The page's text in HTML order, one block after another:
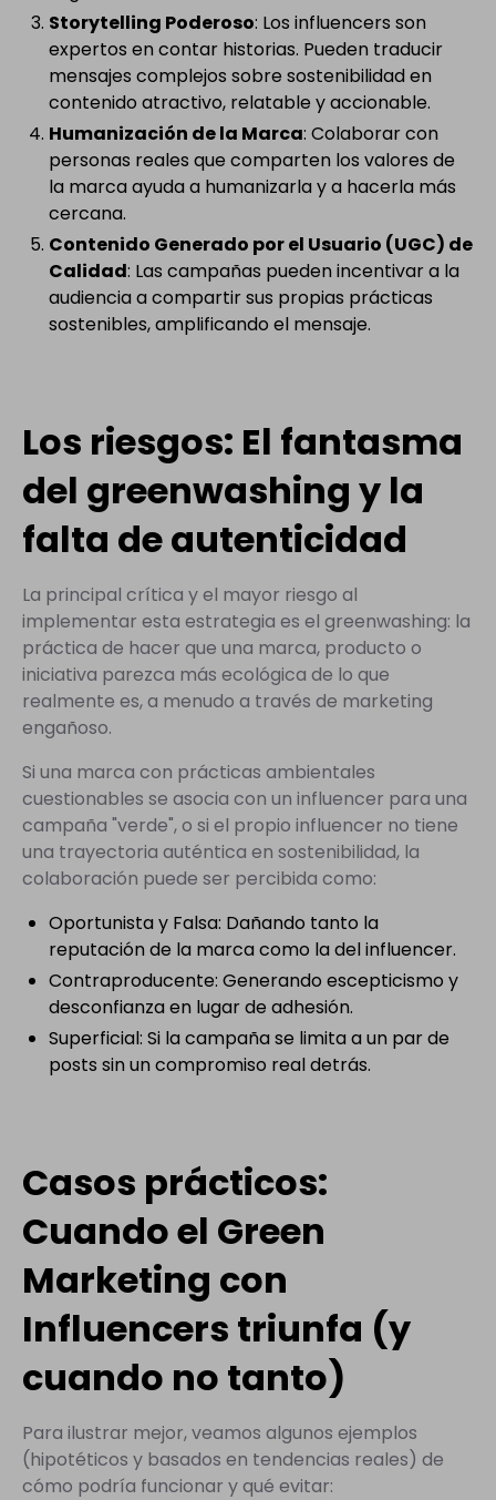
Storytelling Poderoso: Los influencers son
expertos en contar historias. Pueden traducir
mensajes complejos sobre sostenibilidad en
contenido atractivo, relatable y accionable.
Humanización de la Marca: Colaborar con
personas reales que comparten los valores de
la marca ayuda a humanizarla y a hacerla más
cercana.
Contenido Generado por el Usuario (UGC) de
Calidad: Las campañas pueden incentivar a la
audiencia a compartir sus propias prácticas
sostenibles, amplificando el mensaje.
Los riesgos: El fantasma
del greenwashing y la
falta de autenticidad
La principal crítica y el mayor riesgo al
implementar esta estrategia es el greenwashing: la
práctica de hacer que una marca, producto o
iniciativa parezca más ecológica de lo que
realmente es, a menudo a través de marketing
engañoso.
Si una marca con prácticas ambientales
cuestionables se asocia con un influencer para una
campaña "verde", o si el propio influencer no tiene
una trayectoria auténtica en sostenibilidad, la
colaboración puede ser percibida como:
Oportunista y Falsa: Dañando tanto la
reputación de la marca como la del influencer.
Contraproducente: Generando escepticismo y
desconfianza en lugar de adhesión.
Superficial: Si la campaña se limita a un par de
posts sin un compromiso real detrás.
Casos prácticos:
Cuando el Green
Marketing con
Influencers triunfa (y
cuando no tanto)
Para ilustrar mejor, veamos algunos ejemplos
(hipotéticos y basados en tendencias reales) de
cómo podría funcionar y qué evitar: